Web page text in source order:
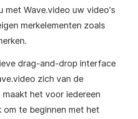
met Wave.video uw video's
merkelementen zoals
drag-and-drop interface
zich van de
het voor iedereen
om te beginnen met het